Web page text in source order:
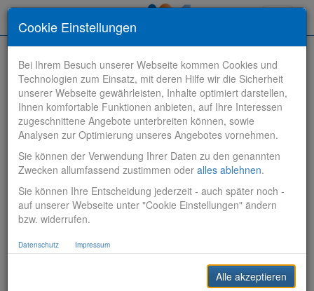
Stelle finden
Vertriebsbank
Produktionsbank
Sonstiges
Cookie Einstellungen
Bei Ihrem Besuch unserer Webseite kommen Cookies und
Technologien zum Einsatz, mit deren Hilfe wir die Sicherheit
unserer Webseite gewährleisten, Inhalte optimiert darstellen,
Ihnen komfortable Funktionen anbieten, auf Ihre Interessen
zugeschnittene Angebote unterbreiten können, sowie
Analysen zur Optimierung unseres Angebotes vornehmen.
Sie können der Verwendung Ihrer Daten zu den genannten
Zwecken allumfassend zustimmen oder alles ablehnen.
Sie können Ihre Entscheidung jederzeit - auch später noch -
auf unserer Webseite unter "Cookie Einstellungen" ändern
bzw. widerrufen.
Datenschutz Impressum
Alle akzeptieren